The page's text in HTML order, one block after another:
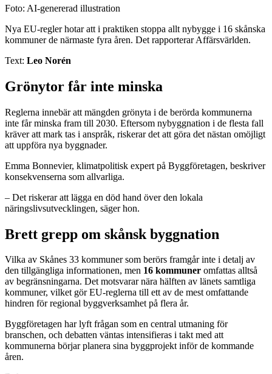
Foto: AI-genererad illustration
Nya EU-regler hotar att i praktiken stoppa allt nybygge i 16 skånska
kommuner de närmaste fyra åren. Det rapporterar Affärsvärlden.
Text: Leo Norén
Grönytor får inte minska
Reglerna innebär att mängden grönyta i de berörda kommunerna
inte får minska fram till 2030. Eftersom nybyggnation i de flesta fall
kräver att mark tas i anspråk, riskerar det att göra det nästan omöjligt
att uppföra nya byggnader.
Emma Bonnevier, klimatpolitisk expert på Byggföretagen, beskriver
konsekvenserna som allvarliga.
– Det riskerar att lägga en död hand över den lokala
näringslivsutvecklingen, säger hon.
Brett grepp om skånsk byggnation
Vilka av Skånes 33 kommuner som berörs framgår inte i detalj av
den tillgängliga informationen, men 16 kommuner omfattas alltså
av begränsningarna. Det motsvarar nära hälften av länets samtliga
kommuner, vilket gör EU-reglerna till ett av de mest omfattande
hindren för regional byggverksamhet på flera år.
Byggföretagen har lyft frågan som en central utmaning för
branschen, och debatten väntas intensifieras i takt med att
kommunerna börjar planera sina byggprojekt inför de kommande
åren.